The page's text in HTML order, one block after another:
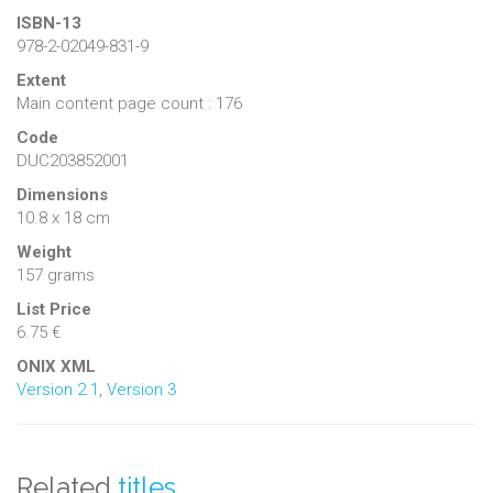
ISBN-13
978-2-02049-831-9
Extent
Main content page count : 176
Code
DUC203852001
Dimensions
10.8 x 18 cm
Weight
157 grams
List Price
6.75 €
ONIX XML
Version 2.1 Version 3
Related titles